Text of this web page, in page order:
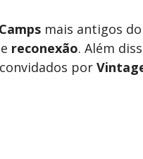
Camps mais antigos do
e reconexão. Além
por